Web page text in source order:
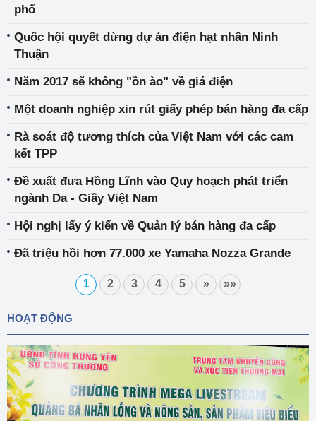
phố
Quốc hội quyết dừng dự án điện hạt nhân Ninh
Thuận
Năm 2017 sẽ không "ồn ào" về giá điện
Một doanh nghiệp xin rút giấy phép bán hàng đa cấp
Rà soát độ tương thích của Việt Nam với các cam
kết TPP
Đề xuất đưa Hồng Lĩnh vào Quy hoạch phát triển
ngành Da - Giầy Việt Nam
Hội nghị lấy ý kiến về Quản lý bán hàng đa cấp
Đã triệu hồi hơn 77.000 xe Yamaha Nozza Grande
1 2 3 4 5 » »»
HOẠT ĐỘNG